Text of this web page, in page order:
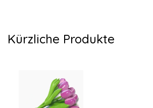
Kürzliche Produkte